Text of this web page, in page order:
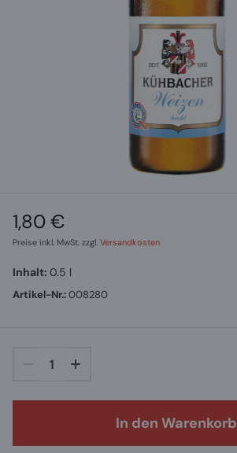
Regulärer Preis:
1,80 €
Preise inkl. MwSt. zzgl. Versandkosten
Inhalt: 0.5 l
Artikel-Nr.:008280
In den Warenkorb